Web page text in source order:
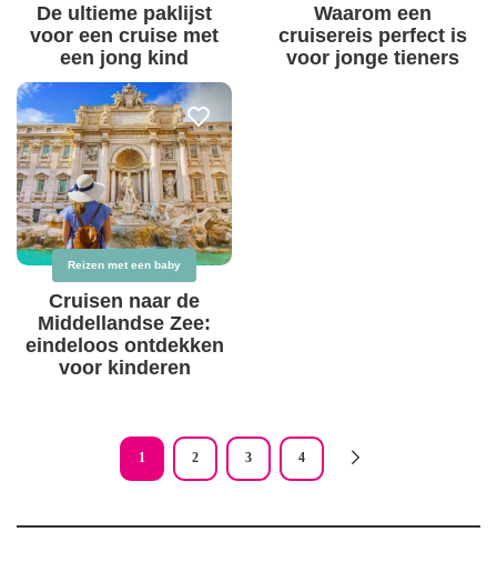
De ultieme paklijst
voor een cruise met
een jong kind
Waarom een
cruisereis perfect is
voor jonge tieners
Reizen met een baby
Cruisen naar de
Middellandse Zee:
eindeloos ontdekken
voor kinderen
Current
page
1 Page
2 Page
3 Page
4